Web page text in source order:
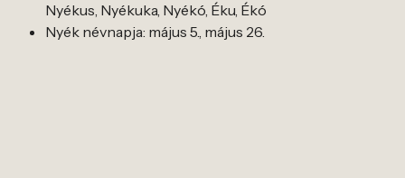
Nyékus, Nyékuka, Nyékó, Éku, Ékó
Nyék névnapja: május 5., május 26.